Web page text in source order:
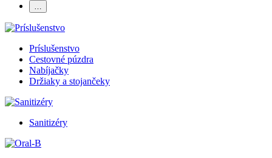
…
Príslušenstvo
Cestovné púzdra
Nabíjačky
Držiaky a stojančeky
Sanitizéry